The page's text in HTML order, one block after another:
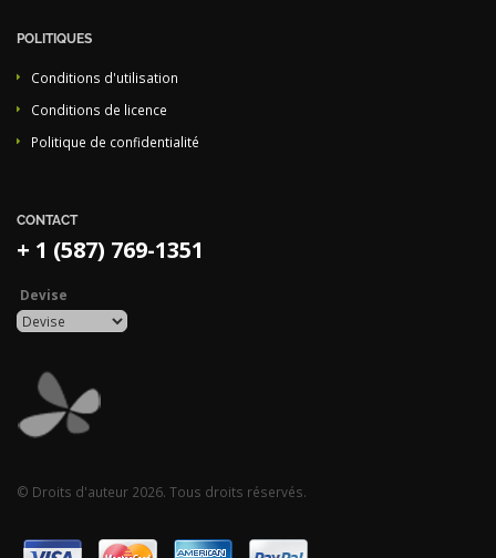
POLITIQUES
Conditions d'utilisation
Conditions de licence
Politique de confidentialité
CONTACT
+ 1 (587) 769-1351
Devise
© Droits d'auteur 2026. Tous droits réservés.